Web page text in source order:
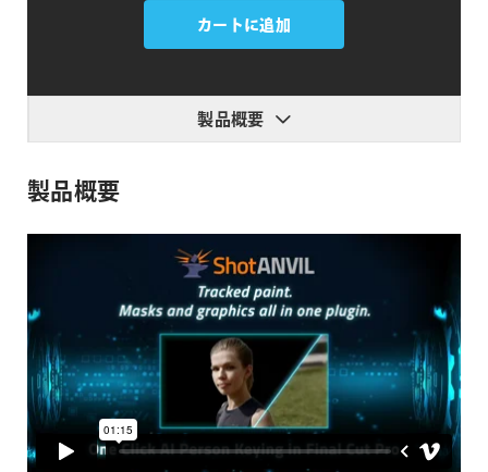
カートに追加
製品概要
製品概要